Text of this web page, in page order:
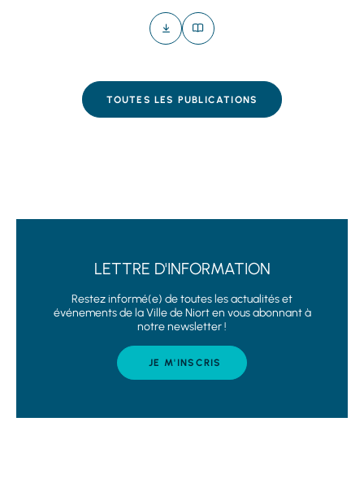
TOUTES LES PUBLICATIONS
LETTRE D'INFORMATION
Restez informé(e) de toutes les actualités et
événements de la Ville de Niort en vous abonnant à
notre newsletter !
JE M'INSCRIS